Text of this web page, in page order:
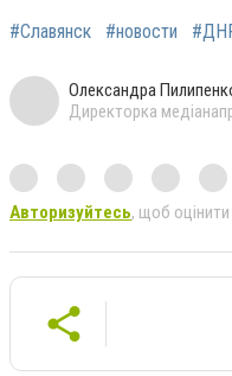
#Славянск #новости
Олександра
Директорка
Авторизуйтесь, щоб оцінити